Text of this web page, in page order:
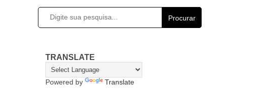
Procurar
TRANSLATE
Powered by Translate